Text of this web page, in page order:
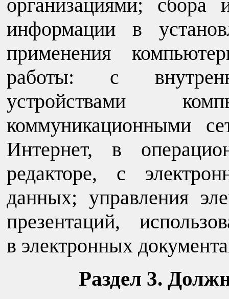
организациями; сбора
информации в
применения
работы: с
устройствами
коммуникационными
Интернет, в
редакторе, с
данных; управления
презентаций,
в электронных
Раздел 3.